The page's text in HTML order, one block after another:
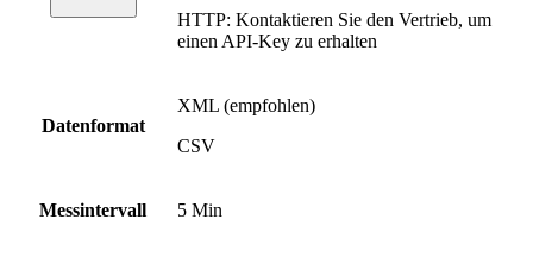
HTTP: Kontaktieren Sie den Vertrieb, um
einen API-Key zu erhalten
Datenformat
XML (empfohlen)
CSV
Messintervall 5 Min